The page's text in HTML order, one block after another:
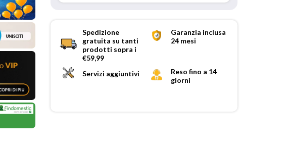
Spedizione
gratuita su tanti
prodotti sopra i
€59,99
Garanzia inclusa
24 mesi
Servizi aggiuntivi
Reso fino a 14
giorni